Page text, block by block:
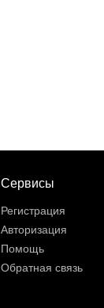
Сервисы
Регистрация
Авторизация
Помощь
Обратная связь